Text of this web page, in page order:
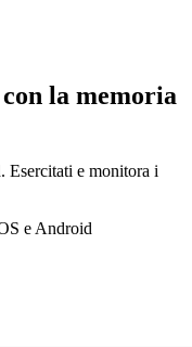
la memoria
Esercitati e monitora i
e Android